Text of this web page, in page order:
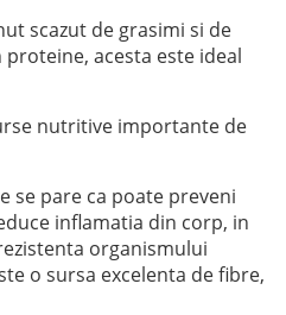
scazut de grasimi si de
acesta este ideal
nutritive importante de
se pare ca poate preveni
inflamatia din corp, in
organismului
o sursa excelenta de fibre,